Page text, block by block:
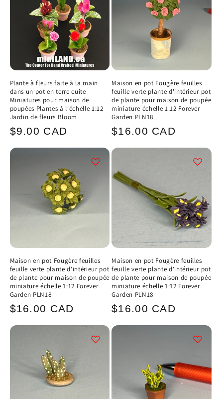
Plante à fleurs faite à la main
dans un pot en terre cuite
Miniatures pour maison de
poupées Plantes à l'échelle 1:12
Jardin de fleurs Bloom
Prix
$9.00 CAD
Maison en pot Fougère feuilles
feuille verte plante d'intérieur pot
de plante pour maison de poupée
miniature échelle 1:12 Forever
Garden PLN18
Prix
$16.00 CAD
Maison en pot Fougère feuilles
feuille verte plante d'intérieur pot
de plante pour maison de poupée
miniature échelle 1:12 Forever
Garden PLN18
Prix
$16.00 CAD
Maison en pot Fougère feuilles
feuille verte plante d'intérieur pot
de plante pour maison de poupée
miniature échelle 1:12 Forever
Garden PLN18
Prix
$16.00 CAD